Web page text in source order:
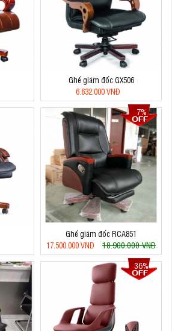
Ghế giám đốc GX506
6.632.000 VNĐ
7%
Ghế giám đốc RCA851
17.500.000 VNĐ
18.900.000 VNĐ
36%